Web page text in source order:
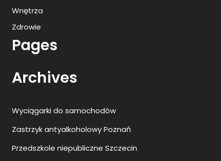
Wnętrza
Zdrowie
Pages
Archives
Wyciągarki do samochodów
Zastrzyk antyalkoholowy Poznań
Przedszkole niepubliczne Szczecin